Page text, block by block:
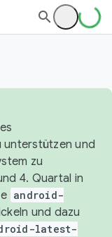
unterstützen und
zu
4. Quartal in
android-
und dazu
latest-